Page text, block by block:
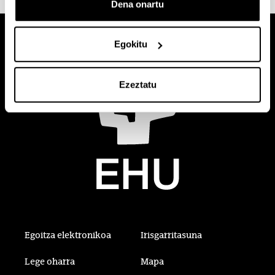
Dena onartu
Egokitu
Ezeztatu
Egoitza elektronikoa Irisgarritasuna
Lege oharra Mapa